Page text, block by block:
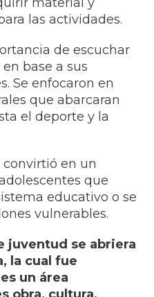
material y
las actividades.
de escuchar
base a sus
Se enfocaron en
que abarcaran
el deporte y la
convirtió en un
que
educativo o se
vulnerables.
juventud se abriera
la cual fue
un área